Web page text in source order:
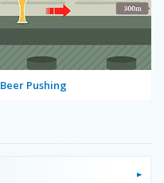
Beer Pushing